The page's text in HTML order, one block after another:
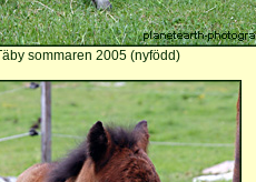
sommaren 2005 (nyfödd)